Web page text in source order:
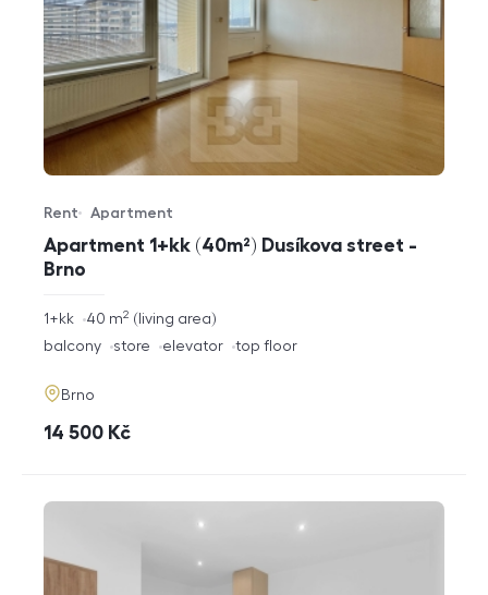
Apartment 1+kk (40m²) Dusíkova street -
Brno
Offer type
Rent
Property type
Apartment
rozměry
1+kk living area
40 m2
funkce
balcony store elevator top floor
adresa
Brno
cena
14 500 Kč